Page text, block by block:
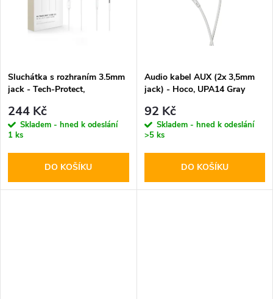
Sluchátka s rozhraním 3.5mm
jack - Tech-Protect,
White
244 Kč
Skladem - hned k odeslání
1 ks
DO KOŠÍKU
Audio kabel AUX (2x 3,5mm
jack) - Hoco, UPA14 Gray
92 Kč
Skladem - hned k odeslání
>5 ks
DO KOŠÍKU